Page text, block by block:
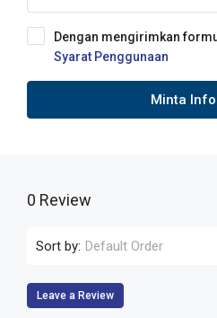
Dengan mengirimkan
Syarat Penggunaan
Minta
0 Review
Sort by: Default Order
Leave a Review